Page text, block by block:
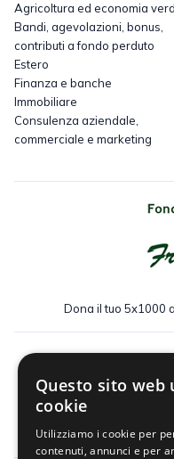
Agricoltura ed economia
Bandi, agevolazioni, bonus,
contributi a fondo perduto
Estero
Finanza e banche
Immobiliare
Consulenza aziendale,
commerciale e marketing
Dona il tuo 5x1000
Questo sito web
cookie
Utilizziamo i cookie per
contenuti, annunci e per